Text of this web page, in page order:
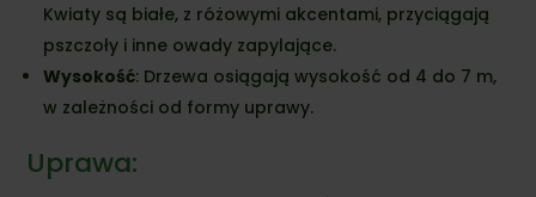
Kwiaty są białe, z różowymi akcentami, przyciągają
pszczoły i inne owady zapylające.
Wysokość: Drzewa osiągają wysokość od 4 do 7 m,
w zależności od formy uprawy.
Uprawa: